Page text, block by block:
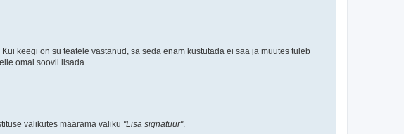
keegi on su teatele vastanud, sa seda enam kustutada ei saa ja muutes tuleb
omal soovil lisada.
valikutes määrama valiku "Lisa signatuur".